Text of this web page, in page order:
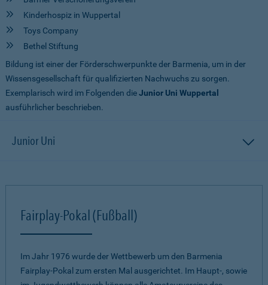
Kinderhospiz in Wuppertal
Toys Company
Bethel Stiftung
Bildung ist einer der Förderschwerpunkte der Barmenia, um in der
Wissensgesellschaft für qualifizierten Nachwuchs zu sorgen.
Exemplarisch wird im Folgenden dieJunior Uni Wuppertal
ausführlicher beschrieben.
Junior Uni
Fairplay-Pokal (Fußball)
Im Jahr 1976 wurde der Wettbewerb um den Barmenia
Fairplay-Pokal zum ersten Mal ausgerichtet. Im Haupt-, sowie